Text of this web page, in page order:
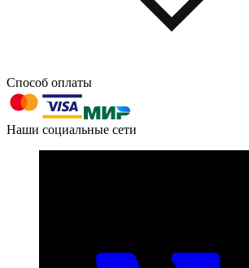
603004, г. Нижний Новгород, проспект
+7 (831) 290-86-98
Способ оплаты
Наши социальные сети